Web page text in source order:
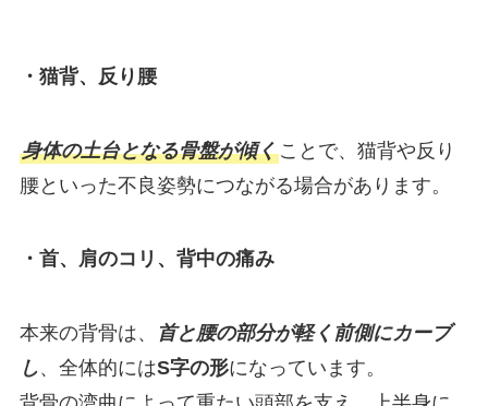
・猫背、反り腰
身体の土台となる骨盤が傾くことで、猫背や反り
腰といった不良姿勢につながる場合があります。
・首、肩のコリ、背中の痛み
本来の背骨は、
首と腰の部分が軽く前側にカーブ
し 、全体的にはS字の形になっています。